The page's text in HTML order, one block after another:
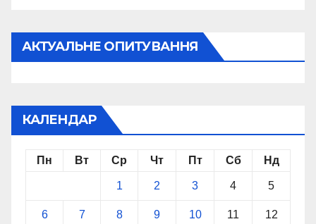
АКТУАЛЬНЕ ОПИТУВАННЯ
КАЛЕНДАР
Пн Вт Ср Чт Пт Сб Нд
1 2 3 4 5
6 7 8 9 10 11 12